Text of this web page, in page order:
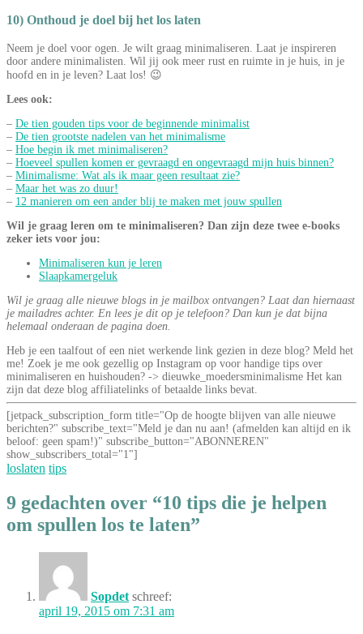
10) Onthoud je doel bij het los laten
Neem je doel voor ogen. Je wilt graag minimaliseren. Laat je inspireren
door andere minimalisten. Wil jij ook meer rust en ruimte in je huis, in je
hoofd en in je leven? Laat los! 😉
Lees ook:
– De tien gouden tips voor de beginnende minimalist
– De tien grootste nadelen van het minimalisme
– Hoe begin ik met minimaliseren?
– Hoeveel spullen komen er gevraagd en ongevraagd mijn huis binnen?
– Minimalisme: Wat als ik maar geen resultaat zie?
– Maar het was zo duur!
– 12 manieren om een ander blij te maken met jouw spullen
Wil je graag leren om te minimaliseren? Dan zijn deze twee e-books
zeker iets voor jou:
Minimaliseren kun je leren
Slaapkamergeluk
Wil je graag alle nieuwe blogs in je mailbox ontvangen? Laat dan hiernaast
je mailadres achter. En lees je dit op je telefoon? Dan kun je dat bijna
helemaal onderaan de pagina doen.
Heb je een taalfout of een niet werkende link gezien in deze blog? Meld het
me! Zoek je me ook gezellig op Instagram op voor handige tips over
minimaliseren en huishouden? -> dieuwke_moedersminimalisme Het kan
zijn dat deze blog affiliatelinks of betaalde links bevat.
[jetpack_subscription_form title="Op de hoogte blijven van alle nieuwe
berichten?" subscribe_text="Meld je dan nu aan! (afmelden kan altijd en ik
beloof: geen spam!)" subscribe_button="ABONNEREN"
show_subscribers_total="1"]
loslaten tips
9 gedachten over “10 tips die je helpen
om spullen los te laten”
Sopdet schreef:
april 19, 2015 om 7:31 am